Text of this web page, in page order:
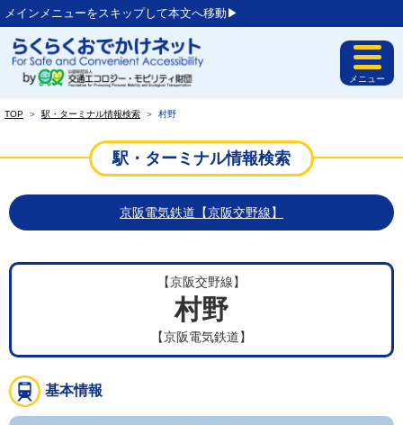
メインメニューをスキップして本文へ移動▶︎
メニュー
TOP ＞ 駅・ターミナル情報検索 ＞ 村野
駅・ターミナル情報検索
京阪電気鉄道【京阪交野線】
【京阪交野線】
村野
【京阪電気鉄道】
基本情報